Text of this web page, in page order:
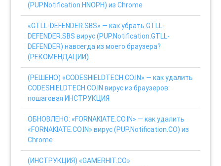
(PUP.Notification.HNOPH) из Chrome
«GTLL-DEFENDER.SBS» — как убрать GTLL-
DEFENDER.SBS вирус (PUP.Notification.GTLL-
DEFENDER) навсегда из моего браузера?
(РЕКОМЕНДАЦИИ)
(РЕШЕНО) «CODESHIELDTECH.CO.IN» — как удалить
CODESHIELDTECH.CO.IN вирус из браузеров:
пошаговая ИНСТРУКЦИЯ
ОБНОВЛЕНО: «FORNAKIATE.CO.IN» — как удалить
«FORNAKIATE.CO.IN» вирус (PUP.Notification.CO) из
Chrome
(ИНСТРУКЦИЯ) «GAMERHIT.CO»